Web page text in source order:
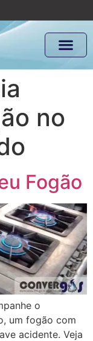
no
Fogão
o
um fogão com
acidente. Veja